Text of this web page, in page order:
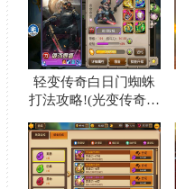
轻变传奇白日门蜘蛛
打法攻略!(光变传奇白